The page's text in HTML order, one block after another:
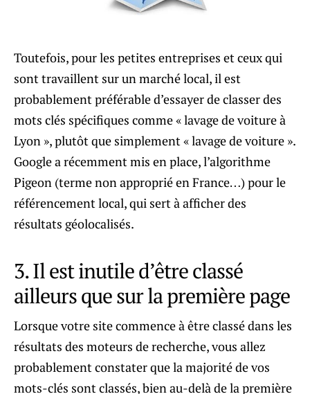
Toutefois, pour les petites entreprises et ceux qui
sont travaillent sur un marché local, il est
probablement préférable d’essayer de classer des
mots clés spécifiques comme « lavage de voiture à
Lyon », plutôt que simplement « lavage de voiture ».
Google a récemment mis en place, l’algorithme
Pigeon (terme non approprié en France…) pour le
référencement local, qui sert à afficher des
résultats géolocalisés.
3. Il est inutile d’être classé
ailleurs que sur la première page
Lorsque votre site commence à être classé dans les
résultats des moteurs de recherche, vous allez
probablement constater que la majorité de vos
mots-clés sont classés, bien au-delà de la première